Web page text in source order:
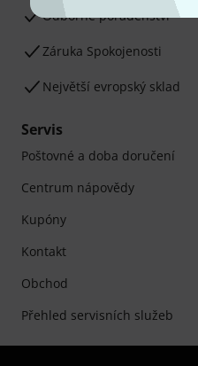
Odborné poradenství
Záruka Spokojenosti
Největší evropský sklad
Servis
Poštovné a doba doručení
Centrum nápovědy
Kupóny
Kontakt
Obchod
Přehled servisních služeb